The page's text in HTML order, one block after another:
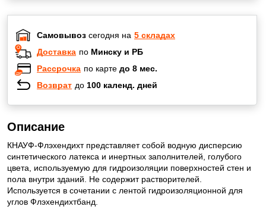
Самовывоз сегодня на 5 складах
Доставка по Минску и РБ
Рассрочка по карте до 8 мес.
Возврат до 100 календ. дней
Описание
КНАУФ-Флэхендихт представляет собой водную дисперсию
синтетического латекса и инертных заполнителей, голубого
цвета, используемую для гидроизоляции поверхностей стен и
пола внутри зданий. Не содержит растворителей.
Используется в сочетании с лентой гидроизоляционной для
углов Флэхендихтбанд.